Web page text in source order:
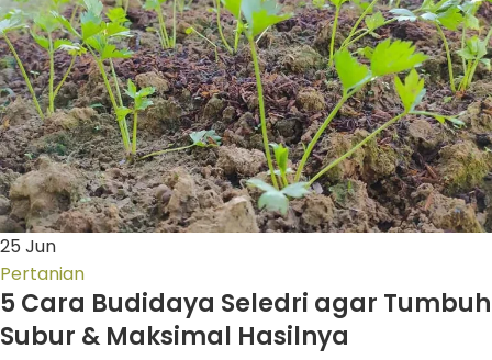
25 Jun
Pertanian
5 Cara Budidaya Seledri agar Tumbuh
Subur & Maksimal Hasilnya